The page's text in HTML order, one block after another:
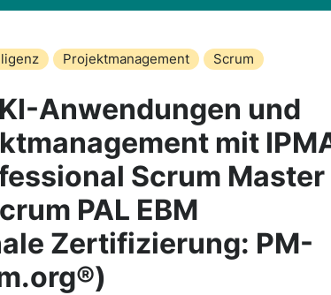
Projektmanagement Scrum
Anwendungen und
mit
Scrum Master
PAL EBM
Zertifizierung: PM-